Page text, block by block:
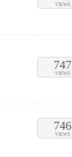
VIEWS
747
VIEWS
746
VIEWS